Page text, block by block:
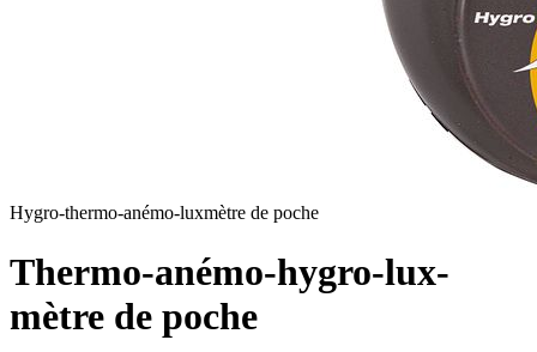
Hygro-thermo-anémo-luxmètre de poche
Thermo-anémo-hygro-lux-
mètre de poche